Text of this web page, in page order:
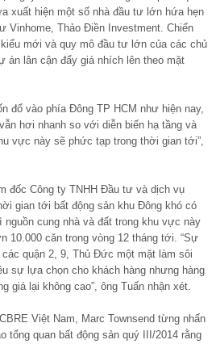
xuất hiện một số nhà đầu tư lớn hứa hẹn
Vinhome, Thảo Điền Investment. Chiến
mới và quy mô đầu tư lớn của các chủ
án lân cận đẩy giá nhích lên theo mặt
đổ vào phía Đông TP HCM như hiện nay,
hơi nhanh so với diễn biến hạ tầng và
vực này sẽ phức tạp trong thời gian tới”,
đốc Công ty TNHH Đầu tư và dịch vụ
gian tới bất động sản khu Đông khó có
nguồn cung nhà và đất trong khu vực này
10.000 căn trong vòng 12 tháng tới. “Sự
quận 2, 9, Thủ Đức một mặt làm sôi
sự lựa chọn cho khách hàng nhưng hàng
giá lại không cao”, ông Tuấn nhận xét.
Việt Nam, Marc Townsend từng nhấn
tổng quan bất động sản quý III/2014 rằng